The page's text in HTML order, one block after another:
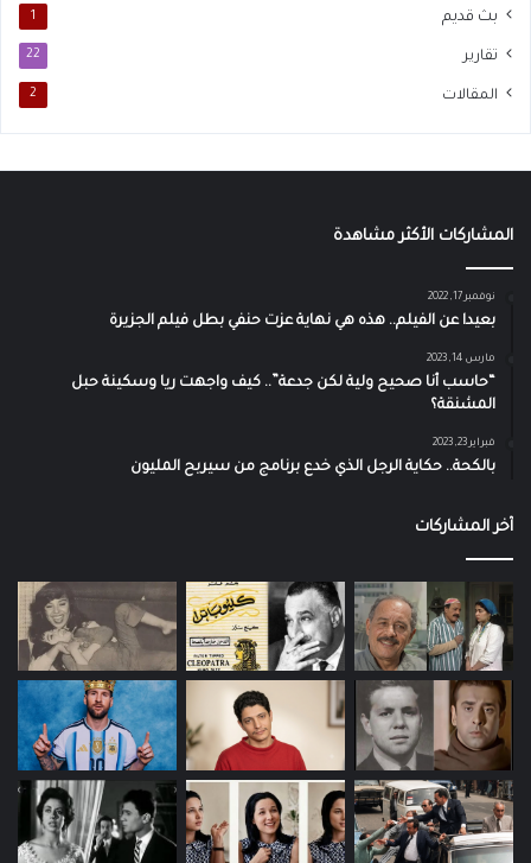
بث قديم 1
تقارير 22
المقالات 2
المشاركات الأكثر مشاهدة
نوفمبر 17, 2022
بعيدا عن الفيلم.. هذه هي نهاية عزت حنفي بطل فيلم الجزيرة
مارس 14, 2023
“حاسب أنا صحيح ولية لكن جدعة”.. كيف واجهت ريا وسكينة حبل
المشنقة؟
فبراير 23, 2023
بالكحة.. حكاية الرجل الذي خدع برنامج من سيربح المليون
آخر المشاركات